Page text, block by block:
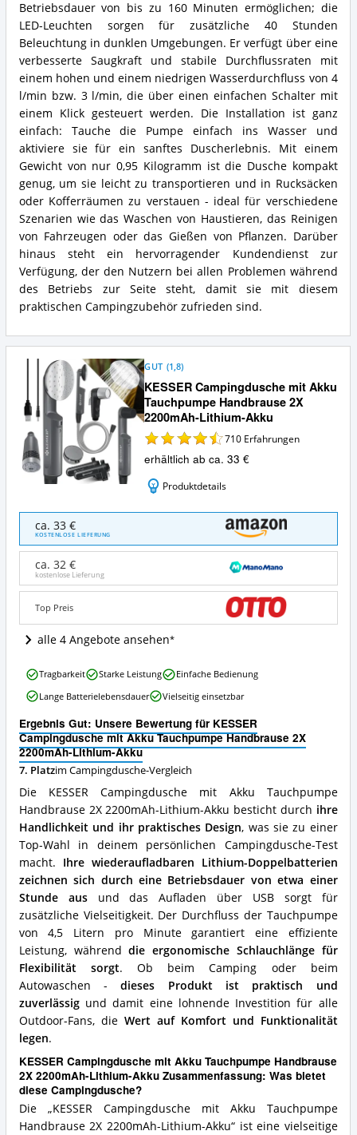
Betriebsdauer von bis zu 160 Minuten ermöglichen; die
LED-Leuchten sorgen für zusätzliche 40 Stunden
Beleuchtung in dunklen Umgebungen. Er verfügt über eine
verbesserte Saugkraft und stabile Durchflussraten mit
einem hohen und einem niedrigen Wasserdurchfluss von 4
l/min bzw. 3 l/min, die über einen einfachen Schalter mit
einem Klick gesteuert werden. Die Installation ist ganz
einfach: Tauche die Pumpe einfach ins Wasser und
aktiviere sie für ein sanftes Duscherlebnis. Mit einem
Gewicht von nur 0,95 Kilogramm ist die Dusche kompakt
genug, um sie leicht zu transportieren und in Rucksäcken
oder Kofferräumen zu verstauen - ideal für verschiedene
Szenarien wie das Waschen von Haustieren, das Reinigen
von Fahrzeugen oder das Gießen von Pflanzen. Darüber
hinaus steht ein hervorragender Kundendienst zur
Verfügung, der den Nutzern bei allen Problemen während
des Betriebs zur Seite steht, damit sie mit diesem
praktischen Campingzubehör zufrieden sind.
KESSER Campingdusche mit Akku
Tauchpumpe Handbrause 2X
2200mAh-Lithium-Akku
GUT (1,8)
710 Erfahrungen
erhältlich ab ca. 33 €
Produktdetails
KESSER
Campingdusche
mit
Akku
Tauchpumpe
Handbrause
Lithium-
Akku
Wo
ist
diese
Campingdusche
erhältlich?
ca. 33 €
KOSTENLOSE LIEFERUNG
ca. 32 €
kostenlose Lieferung
Top Preis
alle 4 Angebote ansehen
Ergebnis Gut: Unsere Bewertung für KESSER
Campingdusche mit Akku Tauchpumpe Handbrause 2X
2200mAh-Lithium-Akku
7. Platzim Campingdusche-Vergleich
Die KESSER Campingdusche mit Akku Tauchpumpe
Handbrause 2X 2200mAh-Lithium-Akku besticht durch ihre
Handlichkeit und ihr praktisches Design, was sie zu einer
Top-Wahl in deinem persönlichen Campingdusche-Test
macht. Ihre wiederaufladbaren Lithium-Doppelbatterien
zeichnen sich durch eine Betriebsdauer von etwa einer
Stunde ausund das Aufladen über USB sorgt für
zusätzliche Vielseitigkeit. Der Durchfluss der Tauchpumpe
von 4,5 Litern pro Minute garantiert eine effiziente
Leistung, währenddie ergonomische Schlauchlänge für
Flexibilität sorgt. Ob beim Camping oder beim
Autowaschen -dieses Produkt ist praktisch und
zuverlässigund damit eine lohnende Investition für alle
Outdoor-Fans, die Wert auf Komfort und Funktionalität
legen.
KESSER Campingdusche mit Akku Tauchpumpe Handbrause
2X 2200mAh-Lithium-Akku Zusammenfassung: Was bietet
diese Campingdusche?
Die „KESSER Campingdusche mit Akku Tauchpumpe
Handbrause 2X 2200mAh-Lithium-Akku“ ist eine vielseitige
KESSER
Campingdusche
mit
Tauchpumpe
Handbrause
2X
2200mAh-
Lithium-
Akku
Vorteile:
Was
spricht
für
diese
Campingdusche?
Tragbarkeit Starke Leistung
Einfache Bedienung
Lange Batterielebensdauer
Vielseitig einsetzbar